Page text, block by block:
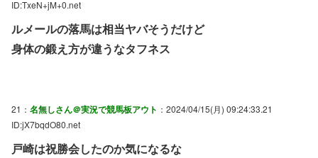
ID:TxeN+jM+0.net
ルメールの落馬は相当ヤバそうだけど
身体の鍛え方が違うなタフネス
21： 名無しさん＠実況で競馬板アウト ：2024/04/15(月) 09:24:33.21
ID:jX7bqdO80.net
戸崎は祝勝会したのか気になるな